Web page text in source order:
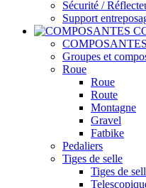
Sécurité /
Support
COMPOSANTES
Groupes et
Roue
Roue
Route
Montagne
Gravel
Fatbike
Pedaliers
Tiges de selle
Tiges de